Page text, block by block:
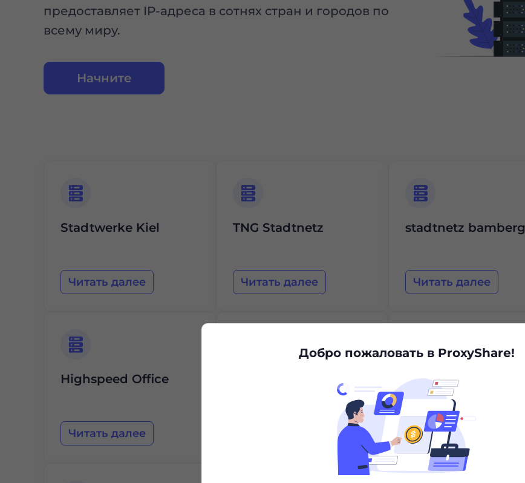
предоставляет IP-адреса в сотнях стран и городов по
всему миру.
Начните
Stadtwerke Kiel
Читать далее
TNG Stadtnetz
Читать далее
stadtnetz bamberg
Читать далее
Highspeed Office
Читать далее
Schiffl GmbH
Читать далее
Добро пожаловать в ProxyShare!